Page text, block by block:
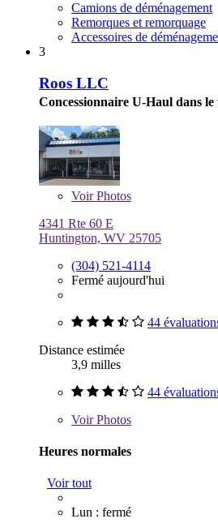
Camions de déménagement
Remorques et remorquage
Accessoires de
3
Roos LLC
Concessionnaire U-Haul dans le
VoirPhotos
4341 Rte 60 E
Huntington, WV 25705
(304) 521-4114
Fermé aujourd'hui
44
Distance estimée
3,9 milles
44
VoirPhotos
Heures normales
Voir tout
Lun : fermé